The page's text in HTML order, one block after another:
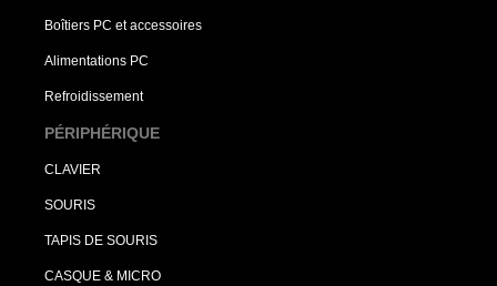
Boîtiers PC et accessoires
Alimentations PC
Refroidissement
PÉRIPHÉRIQUE
CLAVIER
SOURIS
TAPIS DE SOURIS
CASQUE & MICRO